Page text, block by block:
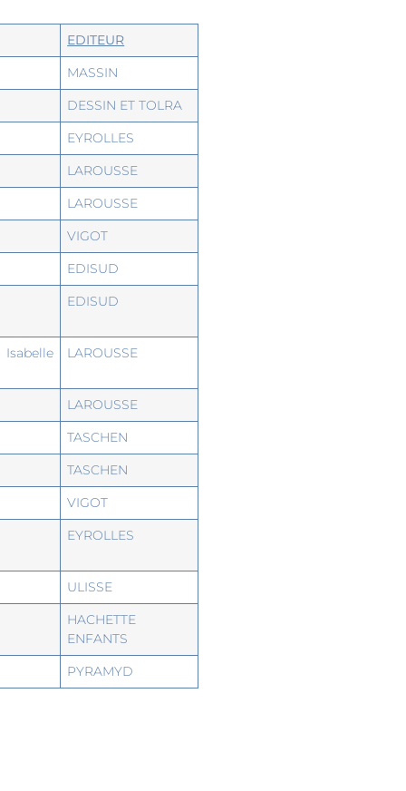
EDITEUR
MASSIN
DESSIN ET TOLRA
EYROLLES
LAROUSSE
LAROUSSE
VIGOT
EDISUD
EDISUD
LAROUSSE
LAROUSSE
TASCHEN
TASCHEN
VIGOT
EYROLLES
ULISSE
HACHETTE
ENFANTS
PYRAMYD